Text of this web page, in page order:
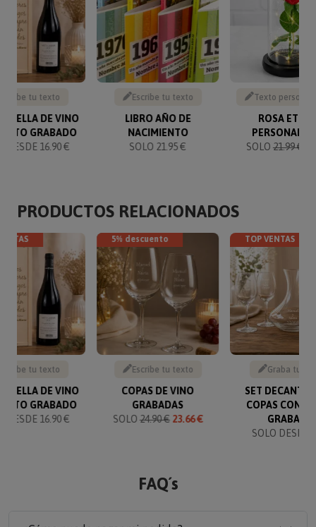
tu texto
DE VINO
GRABADO
DESDE 16.90 €
Escribe tu texto
LIBRO AÑO DE
NACIMIENTO
SOLO 21.95 €
Texto
ROSA
SOLO21.99 €
PRODUCTOS RELACIONADOS
tu texto
DE VINO
GRABADO
DESDE 16.90 €
5% descuento
Escribe tu texto
COPAS DE VINO
GRABADAS
SOLO 24.90 € 23.66 €
TOP VENTAS
Graba tu
SET
COPAS CON
GRABADO
SOLO DESDE
FAQ´s